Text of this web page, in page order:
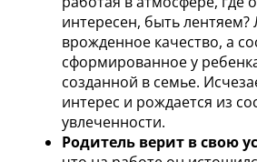
интересен, быть лентяем?
врожденное качество, а
сформированное у
созданной в семье.
интерес и рождается из
увлеченности.
Родитель верит в свою